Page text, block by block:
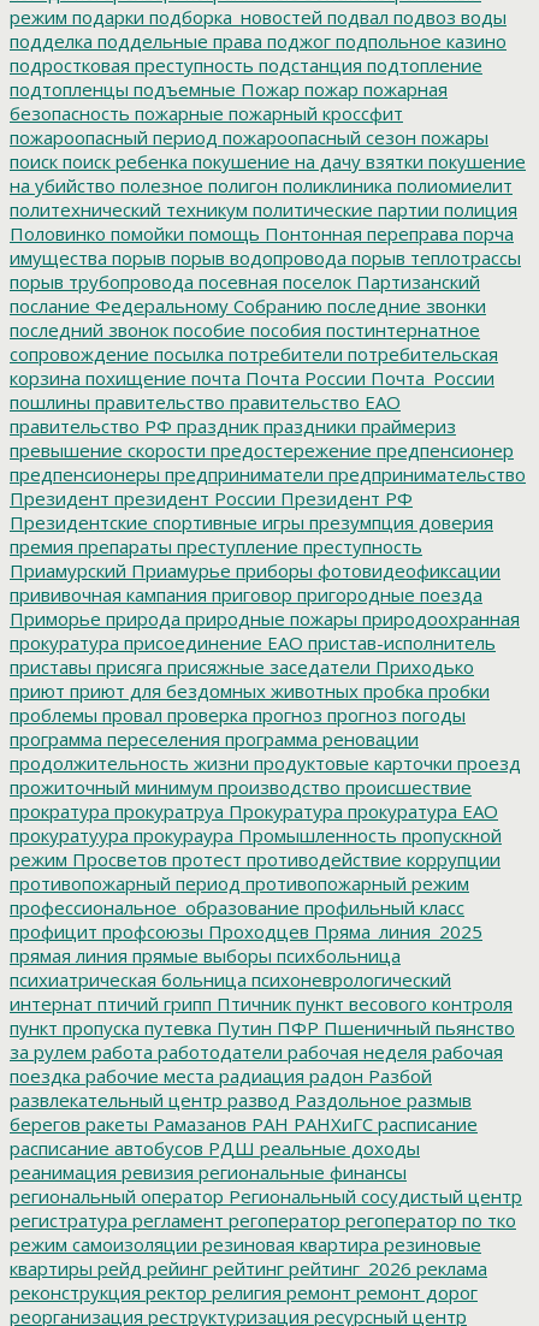
режим подарки подборка_новостей подвал подвоз воды
подделка поддельные права поджог подпольное казино
подростковая преступность подстанция подтопление
подтопленцы подъемные Пожар пожар пожарная
безопасность пожарные пожарный кроссфит
пожароопасный период пожароопасный сезон пожары
поиск поиск ребенка покушение на дачу взятки покушение
на убийство полезное полигон поликлиника полиомиелит
политехнический техникум политические партии полиция
Половинко помойки помощь Понтонная переправа порча
имущества порыв порыв водопровода порыв теплотрассы
порыв трубопровода посевная поселок Партизанский
послание Федеральному Собранию последние звонки
последний звонок пособие пособия постинтернатное
сопровождение посылка потребители потребительская
корзина похищение почта Почта России Почта_России
пошлины правительство правительство ЕАО
правительство РФ праздник праздники праймериз
превышение скорости предостережение предпенсионер
предпенсионеры предприниматели предпринимательство
Президент президент России Президент РФ
Президентские спортивные игры презумпция доверия
премия препараты преступление преступность
Приамурский Приамурье приборы фотовидеофиксации
прививочная кампания приговор пригородные поезда
Приморье природа природные пожары природоохранная
прокуратура присоединение ЕАО пристав-исполнитель
приставы присяга присяжные заседатели Приходько
приют приют для бездомных животных пробка пробки
проблемы провал проверка прогноз прогноз погоды
программа переселения программа реновации
продолжительность жизни продуктовые карточки проезд
прожиточный минимум производство происшествие
прократура прокуратруа Прокуратура прокуратура ЕАО
прокуратуура прокураура Промышленность пропускной
режим Просветов протест противодействие коррупции
противопожарный период противопожарный режим
профессиональное_образование профильный класс
профицит профсоюзы Проходцев Пряма_линия_2025
прямая линия прямые выборы психбольница
психиатрическая больница психоневрологический
интернат птичий грипп Птичник пункт весового контроля
пункт пропуска путевка Путин ПФР Пшеничный пьянство
за рулем работа работодатели рабочая неделя рабочая
поездка рабочие места радиация радон Разбой
развлекательный центр развод Раздольное размыв
берегов ракеты Рамазанов РАН РАНХиГС расписание
расписание автобусов РДШ реальные доходы
реанимация ревизия региональные финансы
региональный оператор Региональный сосудистый центр
регистратура регламент регоператор регоператор по тко
режим самоизоляции резиновая квартира резиновые
квартиры рейд рейинг рейтинг рейтинг_2026 реклама
реконструкция ректор религия ремонт ремонт дорог
реорганизация реструктуризация ресурсный центр